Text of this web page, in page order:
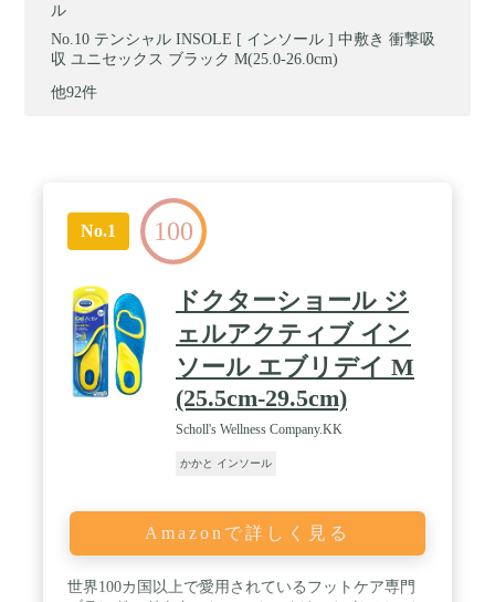
ル
テンシャル INSOLE [ インソール ] 中敷き 衝撃吸
収 ユニセックス ブラック M(25.0-26.0cm)
他92件
No.1 100
ドクターショール ジ
ェルアクティブ イン
ソール エブリデイ M
(25.5cm-29.5cm)
Scholl's Wellness Company.KK
かかと インソール
Amazonで詳しく見る
世界100カ国以上で愛用されているフットケア専門